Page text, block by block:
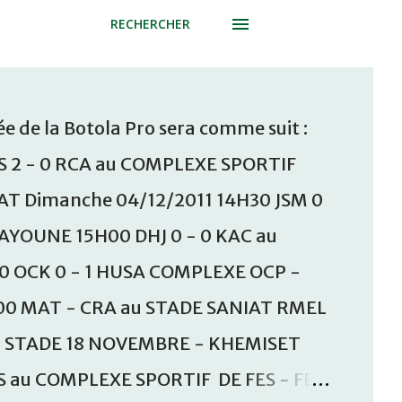
RECHERCHER
de la Botola Pro sera comme suit :
- 0 RCA au COMPLEXE SPORTIF
Dimanche 04/12/2011 14H30 JSM 0
15H00 DHJ 0 - 0 KAC au
OCK 0 - 1 HUSA COMPLEXE OCP -
MAT - CRA au STADE SANIAT RMEL
18 NOVEMBRE - KHEMISET
COMPLEXE SPORTIF DE FES - FES